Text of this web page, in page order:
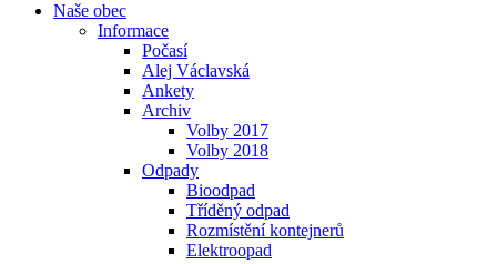
Naše obec
Informace
Počasí
Alej Václavská
Ankety
Archiv
Volby 2017
Volby 2018
Odpady
Bioodpad
Tříděný odpad
Rozmístění kontejnerů
Elektroopad